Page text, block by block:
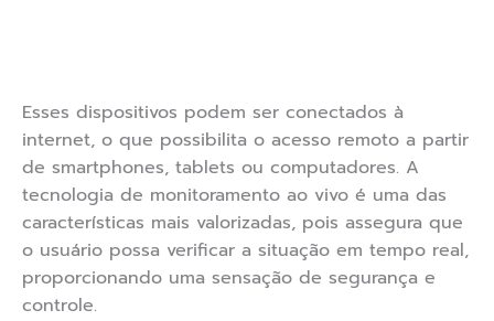
Esses dispositivos podem ser conectados à
internet, o que possibilita o acesso remoto a partir
de smartphones, tablets ou computadores. A
tecnologia de monitoramento ao vivo é uma das
características mais valorizadas, pois assegura que
o usuário possa verificar a situação em tempo real,
proporcionando uma sensação de segurança e
controle.